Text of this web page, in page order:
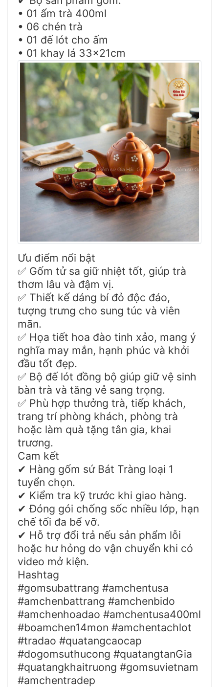
• 01 ấm trà 400ml
• 06 chén trà
• 01 đế lót cho ấm
• 01 khay lá 33x21cm
Ưu điểm nổi bật
✅ Gốm tử sa giữ nhiệt tốt, giúp trà
thơm lâu và đậm vị.
✅ Thiết kế dáng bí đỏ độc đáo,
tượng trưng cho sung túc và viên
mãn.
✅ Họa tiết hoa đào tinh xảo, mang ý
nghĩa may mắn, hạnh phúc và khởi
đầu tốt đẹp.
✅ Bộ đế lót đồng bộ giúp giữ vệ sinh
bàn trà và tăng vẻ sang trọng.
✅ Phù hợp thưởng trà, tiếp khách,
trang trí phòng khách, phòng trà
hoặc làm quà tặng tân gia, khai
trương.
Cam kết
✔ Hàng gốm sứ Bát Tràng loại 1
tuyển chọn.
✔ Kiểm tra kỹ trước khi giao hàng.
✔ Đóng gói chống sốc nhiều lớp, hạn
chế tối đa bể vỡ.
✔ Hỗ trợ đổi trả nếu sản phẩm lỗi
hoặc hư hỏng do vận chuyển khi có
video mở kiện.
Hashtag
#gomsubattrang #amchentusa
#amchenbattrang #amchenbido
#amchenhoadao #amchentusa400ml
#boamchen14mon #amchentachlot
#tradao #quatangcaocap
#dogomsuthucong #quatangtanGia
#quatangkhaitruong #gomsuvietnam
#amchentradep